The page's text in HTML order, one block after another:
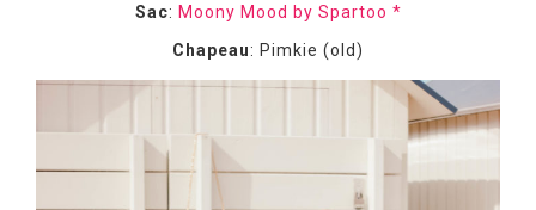
Sac: Moony Mood by Spartoo *
Chapeau: Pimkie (old)